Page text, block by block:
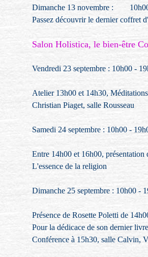
Dimanche 13 novembre :
Passez découvrir le dernier coffret
Salon Holistica, le bien-être
Vendredi 23 septembre : 10h00 -
Atelier 13h00 et 14h30,
Christian Piaget, salle Rousseau
Samedi 24 septembre : 10h00 -
Entre 14h00 et 16h00,
L'essence de la religion
Dimanche 25 septembre : 10h00 -
Présence de Rosette Poletti de
Pour la dédicace de son dernier
Conférence à 15h30, salle Calvin,